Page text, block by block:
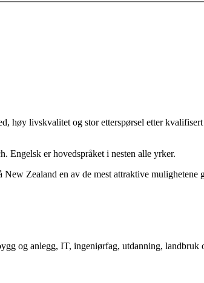
høy livskvalitet og stor etterspørsel etter
Engelsk er hovedspråket i nesten alle yrker.
Zealand en av de mest attraktive mulighetene
og anlegg, IT, ingeniørfag, utdanning, landbruk